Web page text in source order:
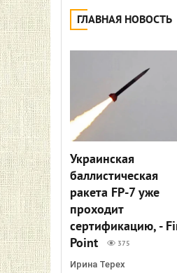
ГЛАВНАЯ НОВОСТЬ
Украинская
баллистическая
ракета FP-7 уже
проходит
сертификацию, -
Point
375
Ирина Терех